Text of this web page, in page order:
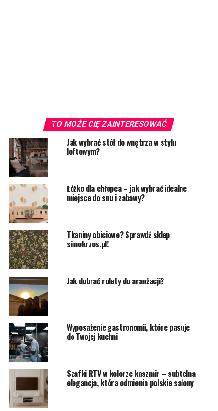
TO MOŻE CIĘ ZAINTERESOWAĆ
Jak wybrać stół do wnętrza w stylu
loftowym?
Łóżko dla chłopca – jak wybrać idealne
miejsce do snu i zabawy?
Tkaniny obiciowe? Sprawdź sklep
simokrzos.pl!
Jak dobrać rolety do aranżacji?
Wyposażenie gastronomii, które pasuje
do Twojej kuchni
Szafki RTV w kolorze kaszmir – subtelna
elegancja, która odmienia polskie salony